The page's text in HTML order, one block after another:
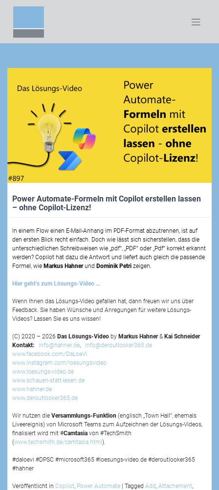
Power Automate-Formeln mit Copilot erstellen lassen
– ohne Copilot-Lizenz!
In einem Flow einen E-Mail-Anhang im PDF-Format abzutrennen, ist auf
den ersten Blick recht einfach. Doch wie lässt sich sicherstellen, dass die
unterschiedlichen Schreibweisen wie „pdf“, „PDF“ oder „Pdf“ korrekt erkannt
werden? Copilot hat dazu die Antwort und liefert auch gleich die passende
Formel, wie Markus Hahnerund Dominik Petri zeigen.
Hier geht’s zum Lösungs-Video …
Wenn Ihnen das Lösungs-Video gefallen hat, dann freuen wir uns über
Feedback. Sie haben Wünsche und Anregungen für weitere Lösungs-
Videos? Lassen Sie es uns wissen!
(C) 2020 – 2026 Das Lösungs-Video by Markus Hahner& Kai Schneider
Kontakt:
info@hahner.de, info@deroutlooker365.de
www.facebook.com/DaLoeVi
www.instagram.com/loesungsvideo
www.loesungs-video.de
www.schauen-statt-lesen.de
www.hahner.de
www.deroutlooker365.de
Wir nutzen die Versammlungs-Funktion (englisch „Town Hall“, ehemals
Liveereignis) von Microsoft Teams zum Aufzeichnen der Lösungs-Videos,
finalisiert wird mit #Camtasia von #TechSmith
(www.techsmith.de/camtasia.html).
#daloevi #DPSC #microsoft365 #loesungs-video.de #deroutlooker365
#hahner
Veröffentlicht in Copilot, Power Automate | Tagged Add, Attachement,